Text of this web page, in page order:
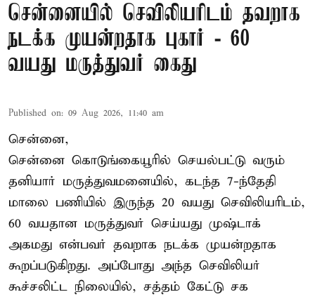
சென்னையில் செவிலியரிடம் தவறாக
நடக்க முயன்றதாக புகார் - 60
வயது மருத்துவர் கைது
Published on: 09 Aug 2026, 11:40 am
சென்னை,
சென்னை கொடுங்கையூரில் செயல்பட்டு வரும்
தனியார் மருத்துவமனையில், கடந்த 7-ந்தேதி
மாலை பணியில் இருந்த 20 வயது செவிலியரிடம்,
60 வயதான மருத்துவர் செய்யது முஷ்டாக்
அகமது என்பவர் தவறாக நடக்க முயன்றதாக
கூறப்படுகிறது. அப்போது அந்த செவிலியர்
கூச்சலிட்ட நிலையில், சத்தம் கேட்டு சக